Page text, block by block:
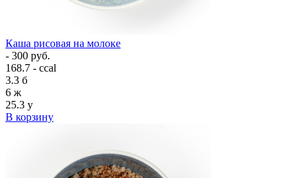
Каша рисовая на молоке
- 300 руб.
168.7 - ccal
3.3 б
6 ж
25.3 у
В корзину